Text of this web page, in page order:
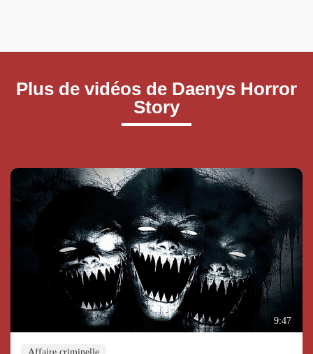
Plus de vidéos de Daenys Horror
Story
9:47